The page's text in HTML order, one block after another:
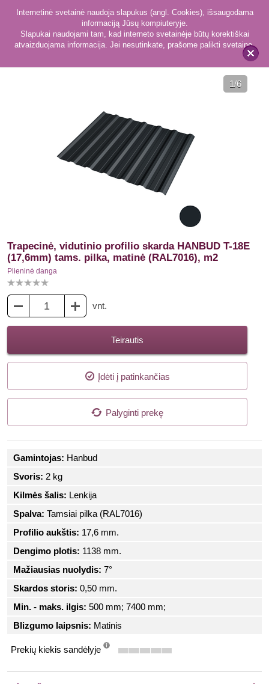
x
Internetinė svetainė naudoja slapukus (angl. Cookies), išsaugodama
informaciją Jūsų kompiuteryje.
Slapukai naudojami tam, kad interneto svetainėje būtų korektiškai
atvaizduojama informacija. Jei nesutinkate, prašome palikti svetainę.
Plieninė danga 416
1/6
Trapecinė, vidutinio profilio skarda HANBUD T-18E
(17,6mm) tams. pilka, matinė (RAL7016), m2
Plieninė danga
vnt.
Teirautis
Įdėti į patinkančias
Palyginti prekę
Gamintojas: Hanbud
Svoris: 2 kg
Kilmės šalis: Lenkija
Spalva: Tamsiai pilka (RAL7016)
Profilio aukštis: 17,6 mm.
Dengimo plotis: 1138 mm.
Mažiausias nuolydis: 7°
Skardos storis: 0,50 mm.
Min. - maks. ilgis: 500 mm; 7400 mm;
Blizgumo laipsnis: Matinis
Prekių kiekis sandėlyje